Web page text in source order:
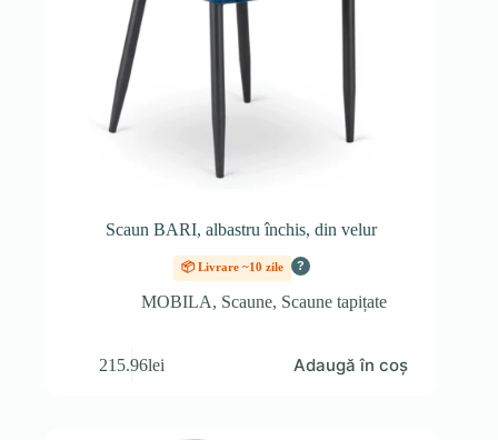
Scaun BARI, albastru închis, din velur
📦 Livrare ~10 zile ?
MOBILA, Scaune, Scaune tapițate
215.96lei Adaugă în coș